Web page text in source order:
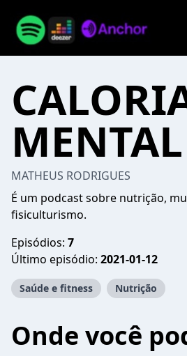
MENTAL
MATHEUS RODRIGUES
É um podcast sobre nutrição,
fisiculturismo.
Episódios: 7
Último episódio: 2021-01-12
Saúde e fitness Nutrição
Onde você